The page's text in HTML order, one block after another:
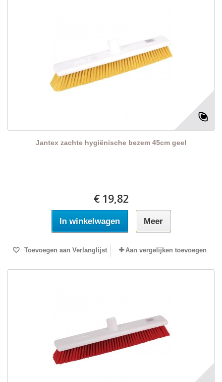
Jantex zachte hygiënische bezem 45cm geel
€ 19,82
In winkelwagen Meer
Toevoegen aan Verlanglijst Aan vergelijken toevoegen